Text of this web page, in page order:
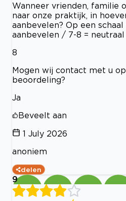
Wanneer vrienden, familie
naar onze praktijk, in
aanbevelen? Op een
aanbevelen / 7-8 =
8
Mogen wij contact met u
beoordeling?
Ja
Beveelt aan
1 July 2026
anoniem
delen
9